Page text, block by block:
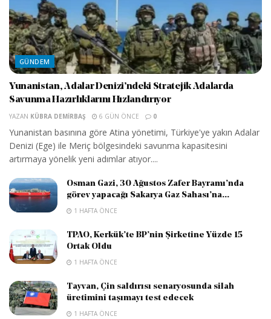
GÜNDEM
Yunanistan, Adalar Denizi’ndeki Stratejik Adalarda
Savunma Hazırlıklarını Hızlandırıyor
YAZAN KÜBRA DEMIRBAŞ 6 GÜN ÖNCE 0
Yunanistan basınına göre Atina yönetimi, Türkiye'ye yakın Adalar
Denizi (Ege) ile Meriç bölgesindeki savunma kapasitesini
artırmaya yönelik yeni adımlar atıyor....
Osman Gazi, 30 Ağustos Zafer Bayramı’nda
görev yapacağı Sakarya Gaz Sahası’na...
1 HAFTA ÖNCE
TPAO, Kerkük’te BP’nin Şirketine Yüzde 15
Ortak Oldu
1 HAFTA ÖNCE
Tayvan, Çin saldırısı senaryosunda silah
üretimini taşımayı test edecek
1 HAFTA ÖNCE